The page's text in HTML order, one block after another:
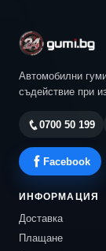
Автомобилни
съдействие при
0700 50 199
Facebook
ИНФОРМАЦИЯ
Доставка
Плащане